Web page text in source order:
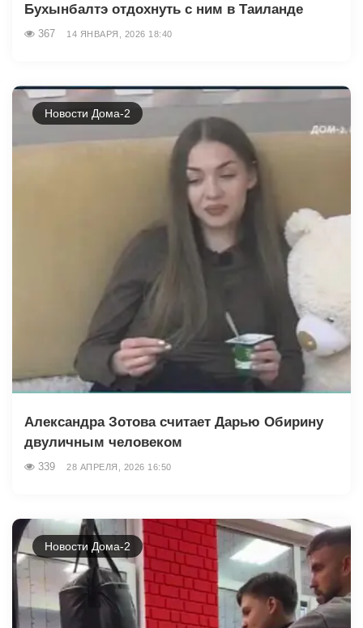
Бухынбалтэ отдохнуть с ним в Таиланде
367 14 ЯНВАРЯ, 2026 18:40
Новости Дома-2
Александра Зотова считает Дарью Обирину
двуличным человеком
339 28 АПРЕЛЯ, 2026 16:50
Новости Дома-2